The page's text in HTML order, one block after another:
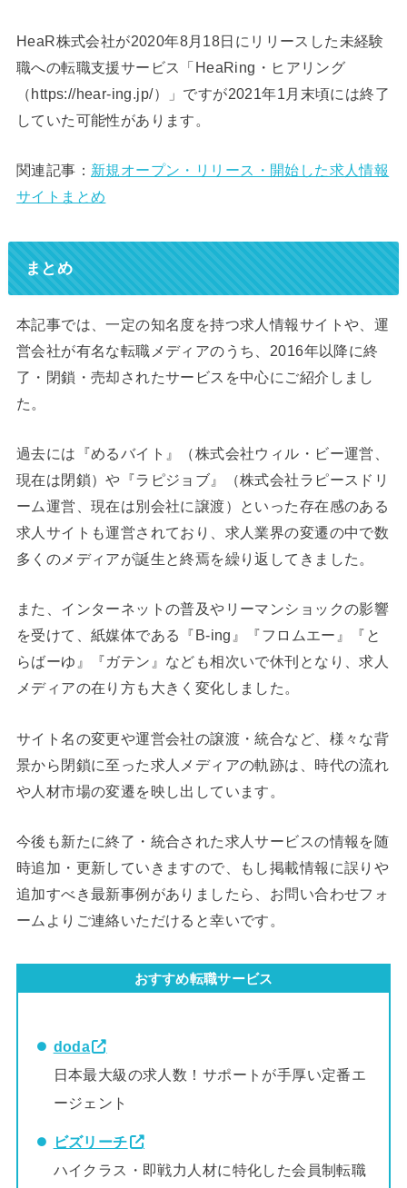
HeaR株式会社が2020年8月18日にリリースした未経験
職への転職支援サービス「HeaRing・ヒアリング
（https://hear-ing.jp/）」ですが2021年1月末頃には終了
していた可能性があります。
関連記事： 新規オープン・リリース・開始した求人情報
サイトまとめ
まとめ
本記事では、一定の知名度を持つ求人情報サイトや、運
営会社が有名な転職メディアのうち、2016年以降に終
了・閉鎖・売却されたサービスを中心にご紹介しまし
た。
過去には『めるバイト』（株式会社ウィル・ビー運営、
現在は閉鎖）や『ラピジョブ』（株式会社ラピースドリ
ーム運営、現在は別会社に譲渡）といった存在感のある
求人サイトも運営されており、求人業界の変遷の中で数
多くのメディアが誕生と終焉を繰り返してきました。
また、インターネットの普及やリーマンショックの影響
を受けて、紙媒体である『B-ing』『フロムエー』『と
らばーゆ』『ガテン』なども相次いで休刊となり、求人
メディアの在り方も大きく変化しました。
サイト名の変更や運営会社の譲渡・統合など、様々な背
景から閉鎖に至った求人メディアの軌跡は、時代の流れ
や人材市場の変遷を映し出しています。
今後も新たに終了・統合された求人サービスの情報を随
時追加・更新していきますので、もし掲載情報に誤りや
追加すべき最新事例がありましたら、お問い合わせフォ
ームよりご連絡いただけると幸いです。
おすすめ転職サービス
doda
日本最大級の求人数！サポートが手厚い定番エ
ージェント
ビズリーチ
ハイクラス・即戦力人材に特化した会員制転職